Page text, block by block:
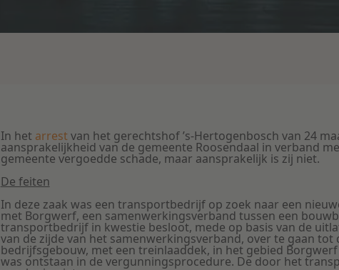
In het arrestvan het gerechtshof ’s-Hertogenbosch van 24
aansprakelijkheid van de gemeente Roosendaal in verband
gemeente vergoedde schade, maar aansprakelijk is zij niet.
De feiten
In deze zaak was een transportbedrijf op zoek naar een
met Borgwerf, een samenwerkingsverband tussen een
transportbedrijf in kwestie besloot, mede op basis van de
van de zijde van het samenwerkingsverband, over te gaan tot
bedrijfsgebouw, met een treinlaaddek, in het gebied
was ontstaan in de vergunningsprocedure. De door het